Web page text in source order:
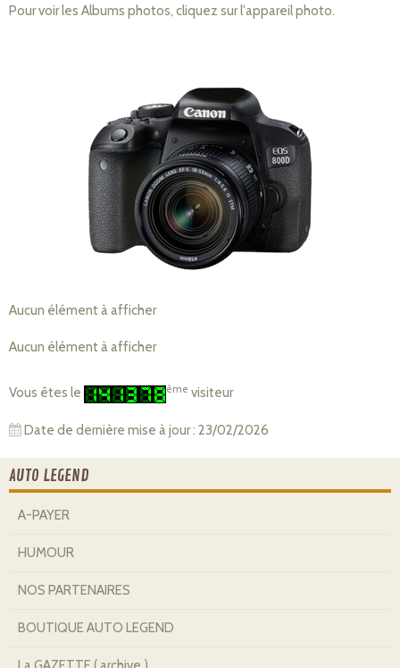
Pour voir les Albums photos, cliquez sur l'appareil photo.
Aucun élément à afficher
Aucun élément à afficher
Vous êtes le ème visiteur
Date de dernière mise à jour : 23/02/2026
AUTO LEGEND
A-PAYER
HUMOUR
NOS PARTENAIRES
BOUTIQUE AUTO LEGEND